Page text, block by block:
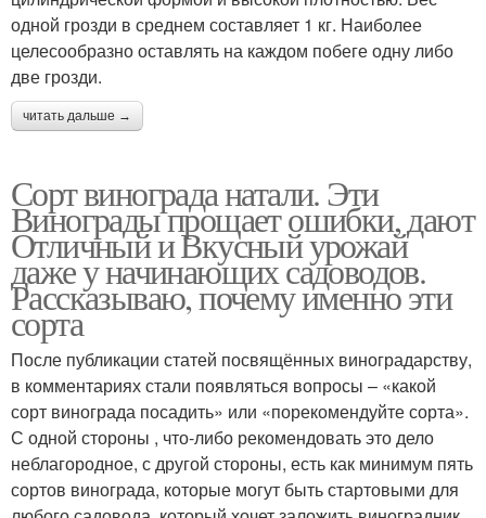
одной грозди в среднем составляет 1 кг. Наиболее
целесообразно оставлять на каждом побеге одну либо
две грозди.
читать дальше →
Сорт винограда натали. Эти
Винограды прощает ошибки, дают
Отличный и Вкусный урожай
даже у начинающих садоводов.
Рассказываю, почему именно эти
сорта
После публикации статей посвящённых виноградарству,
в комментариях стали появляться вопросы – «какой
сорт винограда посадить» или «порекомендуйте сорта».
С одной стороны , что-либо рекомендовать это дело
неблагородное, с другой стороны, есть как минимум пять
сортов винограда, которые могут быть стартовыми для